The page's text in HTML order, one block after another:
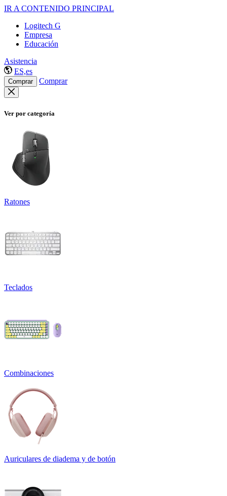
IR A CONTENIDO PRINCIPAL
Logitech G
Empresa
Educación
Asistencia
ES,es
Comprar Comprar
Ver por categoría
Ratones
Teclados
Combinaciones
Auriculares de diadema y de botón